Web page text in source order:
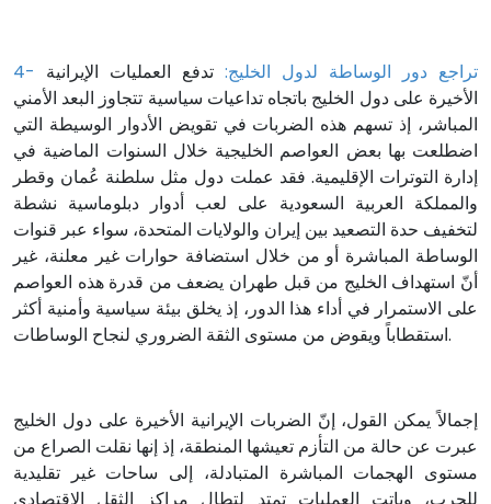
4- تراجع دور الوساطة لدول الخليج: تدفع العمليات الإيرانية
الأخيرة على دول الخليج باتجاه تداعيات سياسية تتجاوز البعد الأمني
المباشر، إذ تسهم هذه الضربات في تقويض الأدوار الوسيطة التي
اضطلعت بها بعض العواصم الخليجية خلال السنوات الماضية في
إدارة التوترات الإقليمية. فقد عملت دول مثل سلطنة عُمان وقطر
والمملكة العربية السعودية على لعب أدوار دبلوماسية نشطة
لتخفيف حدة التصعيد بين إيران والولايات المتحدة، سواء عبر قنوات
الوساطة المباشرة أو من خلال استضافة حوارات غير معلنة، غير
أنّ استهداف الخليج من قبل طهران يضعف من قدرة هذه العواصم
على الاستمرار في أداء هذا الدور، إذ يخلق بيئة سياسية وأمنية أكثر
استقطاباً ويقوض من مستوى الثقة الضروري لنجاح الوساطات.
إجمالاً يمكن القول، إنّ الضربات الإيرانية الأخيرة على دول الخليج
عبرت عن حالة من التأزم تعيشها المنطقة، إذ إنها نقلت الصراع من
مستوى الهجمات المباشرة المتبادلة، إلى ساحات غير تقليدية